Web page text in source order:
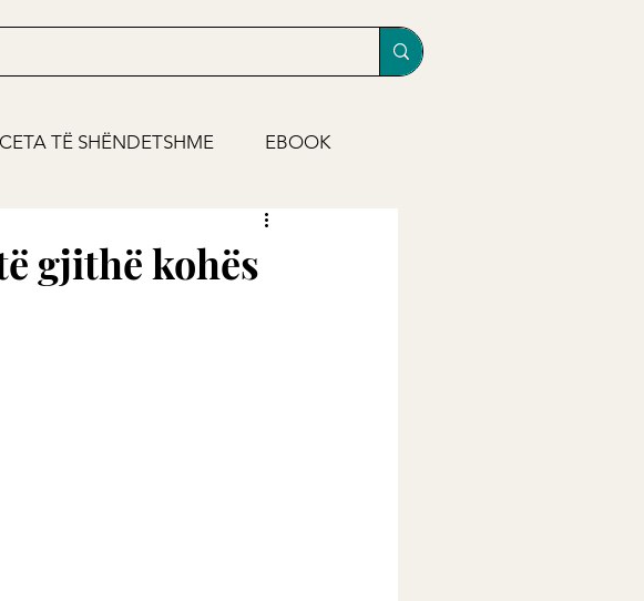
TË SHËNDETSHME EBOOK
gjithë kohës